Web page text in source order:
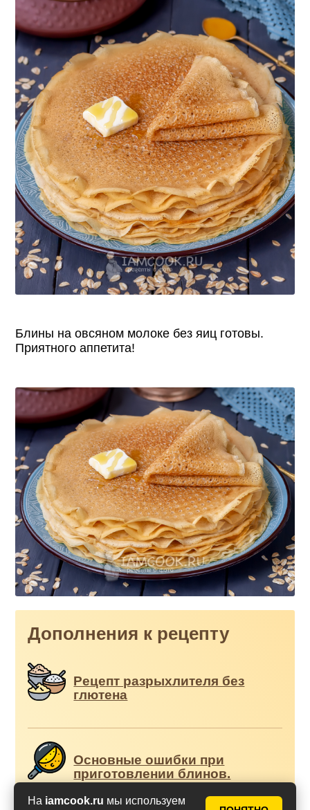
На iamcook.ru мы используем
Блины на овсяном молоке без яиц готовы.
Приятного аппетита!
Дополнения к рецепту
Рецепт разрыхлителя без
глютена
Основные ошибки при
приготовлении блинов.
рвутся и пригорают?